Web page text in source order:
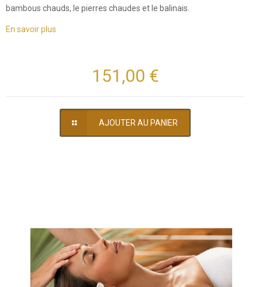
bambous chauds, le pierres chaudes et le balinais.
En savoir plus
151,00 €
AJOUTER AU PANIER